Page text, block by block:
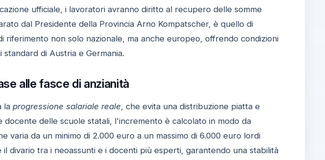
ufficiale, i lavoratori avranno diritto al recupero delle somme
dal Presidente della Provincia Arno Kompatscher, è quello di
riferimento non solo nazionale, ma anche europeo, offrendo condizioni
di Austria e Germania.
alle fasce di anzianità
la progressione salariale reale , che evita una distribuzione piatta e
delle scuole statali, l'incremento è calcolato in modo da
da un minimo di 2.000 euro a un massimo di 6.000 euro lordi
divario tra i neoassunti e i docenti più esperti, garantendo una stabilità